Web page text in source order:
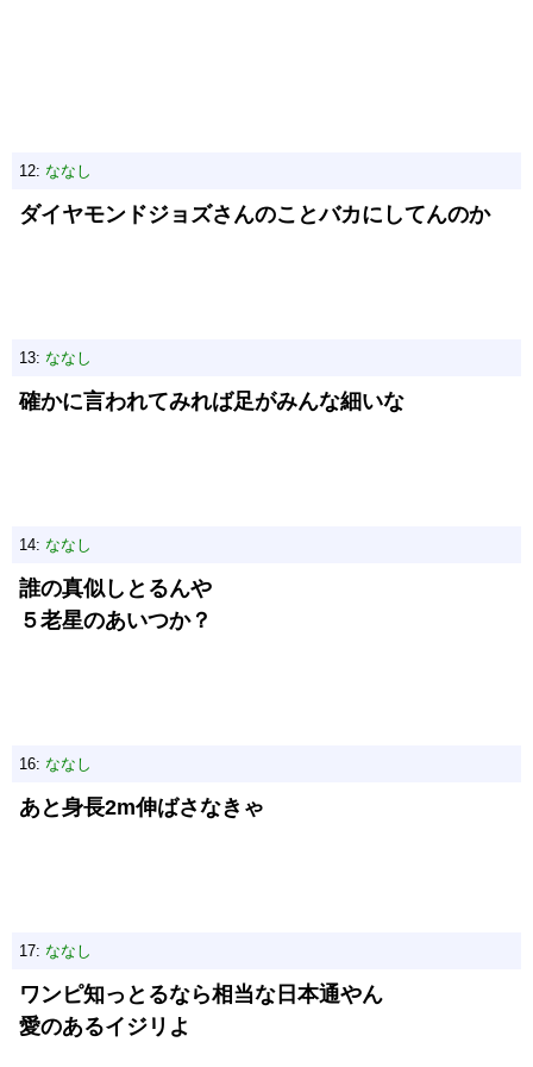
12: ななし
ダイヤモンドジョズさんのことバカにしてんのか
13: ななし
確かに言われてみれば足がみんな細いな
14: ななし
誰の真似しとるんや
５老星のあいつか？
16: ななし
あと身長2m伸ばさなきゃ
17: ななし
ワンピ知っとるなら相当な日本通やん
愛のあるイジリよ